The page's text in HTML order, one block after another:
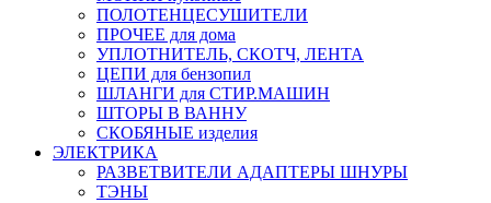
ПОЛОТЕНЦЕСУШИТЕЛИ
ПРОЧЕЕ для дома
УПЛОТНИТЕЛЬ, СКОТЧ, ЛЕНТА
ЦЕПИ для бензопил
ШЛАНГИ для СТИР.МАШИН
ШТОРЫ В ВАННУ
СКОБЯНЫЕ изделия
ЭЛЕКТРИКА
РАЗВЕТВИТЕЛИ АДАПТЕРЫ ШНУРЫ
ТЭНЫ